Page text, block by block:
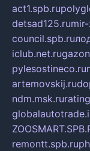
act1.spb.ru
detsad125.ru
council.spb.ru
iclub.net.ru
pylesostineco.ru
artemovskij.ru
ndm.msk.ru
remontt.spb.ru